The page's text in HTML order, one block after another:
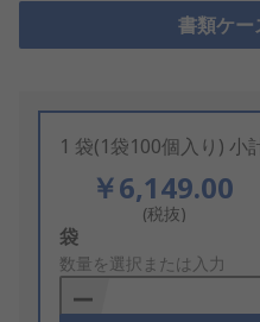
書類ケー
1 袋(1袋100個入り) 小
￥6,149.00
(税抜)
Add
to
Basket
袋
数量を選択または入力